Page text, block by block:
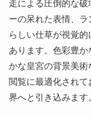
走による圧倒的な
ーの呆れた表情、
らしい仕草が視覚
あります。色彩豊
かな皇宮の背景美
閲覧に最適化され
界へと引き込みます